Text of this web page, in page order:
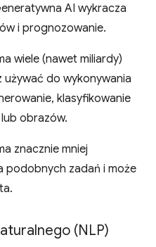
AI wykracza
i prognozowanie.
wiele (nawet miliardy)
do wykonywania
klasyfikowanie
obrazów.
znacznie mniej
podobnych zadań i może
(NLP)